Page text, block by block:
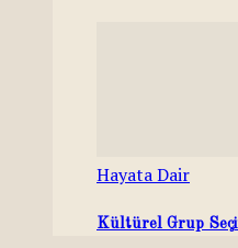
Hayata Dair
Kültürel Grup